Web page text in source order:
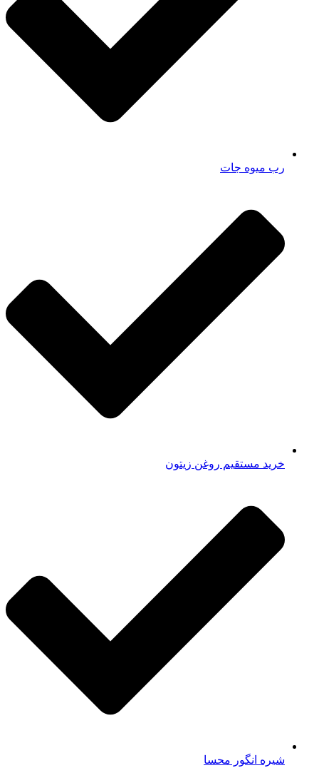
رب میوه جات
خرید مستقیم روغن زیتون
شیره انگور محسا